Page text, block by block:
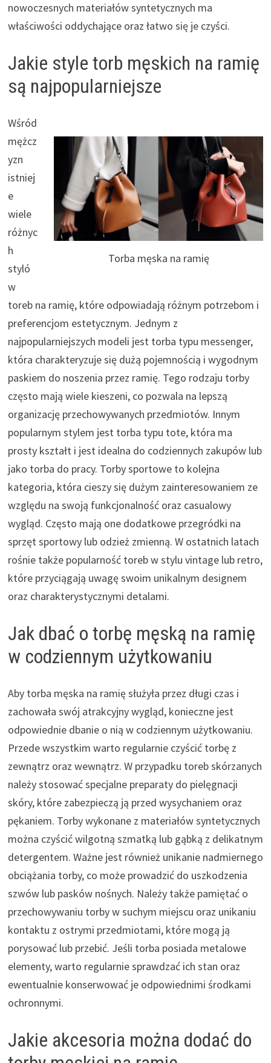
nowoczesnych materiałów syntetycznych ma
właściwości oddychające oraz łatwo się je czyści.
Jakie style torb męskich na ramię
są najpopularniejsze
Torba męska na ramię
Wśród
mężcz
yzn
istniej
e
wiele
różnyc
h
styló
w
toreb na ramię, które odpowiadają różnym potrzebom i
preferencjom estetycznym. Jednym z
najpopularniejszych modeli jest torba typu messenger,
która charakteryzuje się dużą pojemnością i wygodnym
paskiem do noszenia przez ramię. Tego rodzaju torby
często mają wiele kieszeni, co pozwala na lepszą
organizację przechowywanych przedmiotów. Innym
popularnym stylem jest torba typu tote, która ma
prosty kształt i jest idealna do codziennych zakupów lub
jako torba do pracy. Torby sportowe to kolejna
kategoria, która cieszy się dużym zainteresowaniem ze
względu na swoją funkcjonalność oraz casualowy
wygląd. Często mają one dodatkowe przegródki na
sprzęt sportowy lub odzież zmienną. W ostatnich latach
rośnie także popularność toreb w stylu vintage lub retro,
które przyciągają uwagę swoim unikalnym designem
oraz charakterystycznymi detalami.
Jak dbać o torbę męską na ramię
w codziennym użytkowaniu
Aby torba męska na ramię służyła przez długi czas i
zachowała swój atrakcyjny wygląd, konieczne jest
odpowiednie dbanie o nią w codziennym użytkowaniu.
Przede wszystkim warto regularnie czyścić torbę z
zewnątrz oraz wewnątrz. W przypadku toreb skórzanych
należy stosować specjalne preparaty do pielęgnacji
skóry, które zabezpieczą ją przed wysychaniem oraz
pękaniem. Torby wykonane z materiałów syntetycznych
można czyścić wilgotną szmatką lub gąbką z delikatnym
detergentem. Ważne jest również unikanie nadmiernego
obciążania torby, co może prowadzić do uszkodzenia
szwów lub pasków nośnych. Należy także pamiętać o
przechowywaniu torby w suchym miejscu oraz unikaniu
kontaktu z ostrymi przedmiotami, które mogą ją
porysować lub przebić. Jeśli torba posiada metalowe
elementy, warto regularnie sprawdzać ich stan oraz
ewentualnie konserwować je odpowiednimi środkami
ochronnymi.
Jakie akcesoria można dodać do